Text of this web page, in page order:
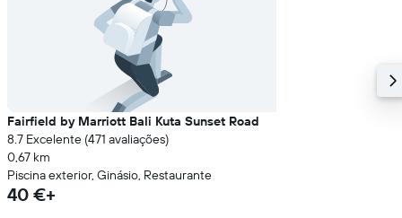
Fairfield by Marriott Bali Kuta Sunset Road
8.7 Excelente (471 avaliações)
0,67 km
Piscina exterior, Ginásio, Restaurante
40 €+